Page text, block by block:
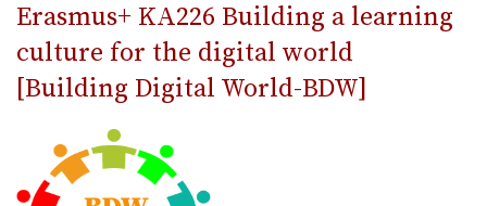
Erasmus+ ΚΑ226 Building a learning
culture for the digital world
[Building Digital World-BDW]